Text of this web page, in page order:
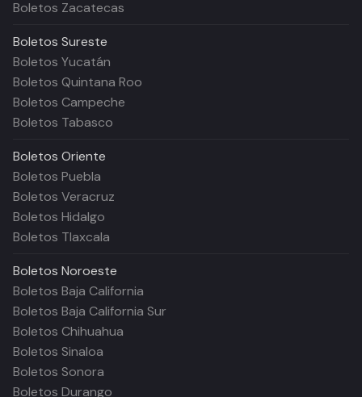
Boletos Zacatecas
Boletos Sureste
Boletos Yucatán
Boletos Quintana Roo
Boletos Campeche
Boletos Tabasco
Boletos Oriente
Boletos Puebla
Boletos Veracruz
Boletos Hidalgo
Boletos Tlaxcala
Boletos Noroeste
Boletos Baja California
Boletos Baja California Sur
Boletos Chihuahua
Boletos Sinaloa
Boletos Sonora
Boletos Durango